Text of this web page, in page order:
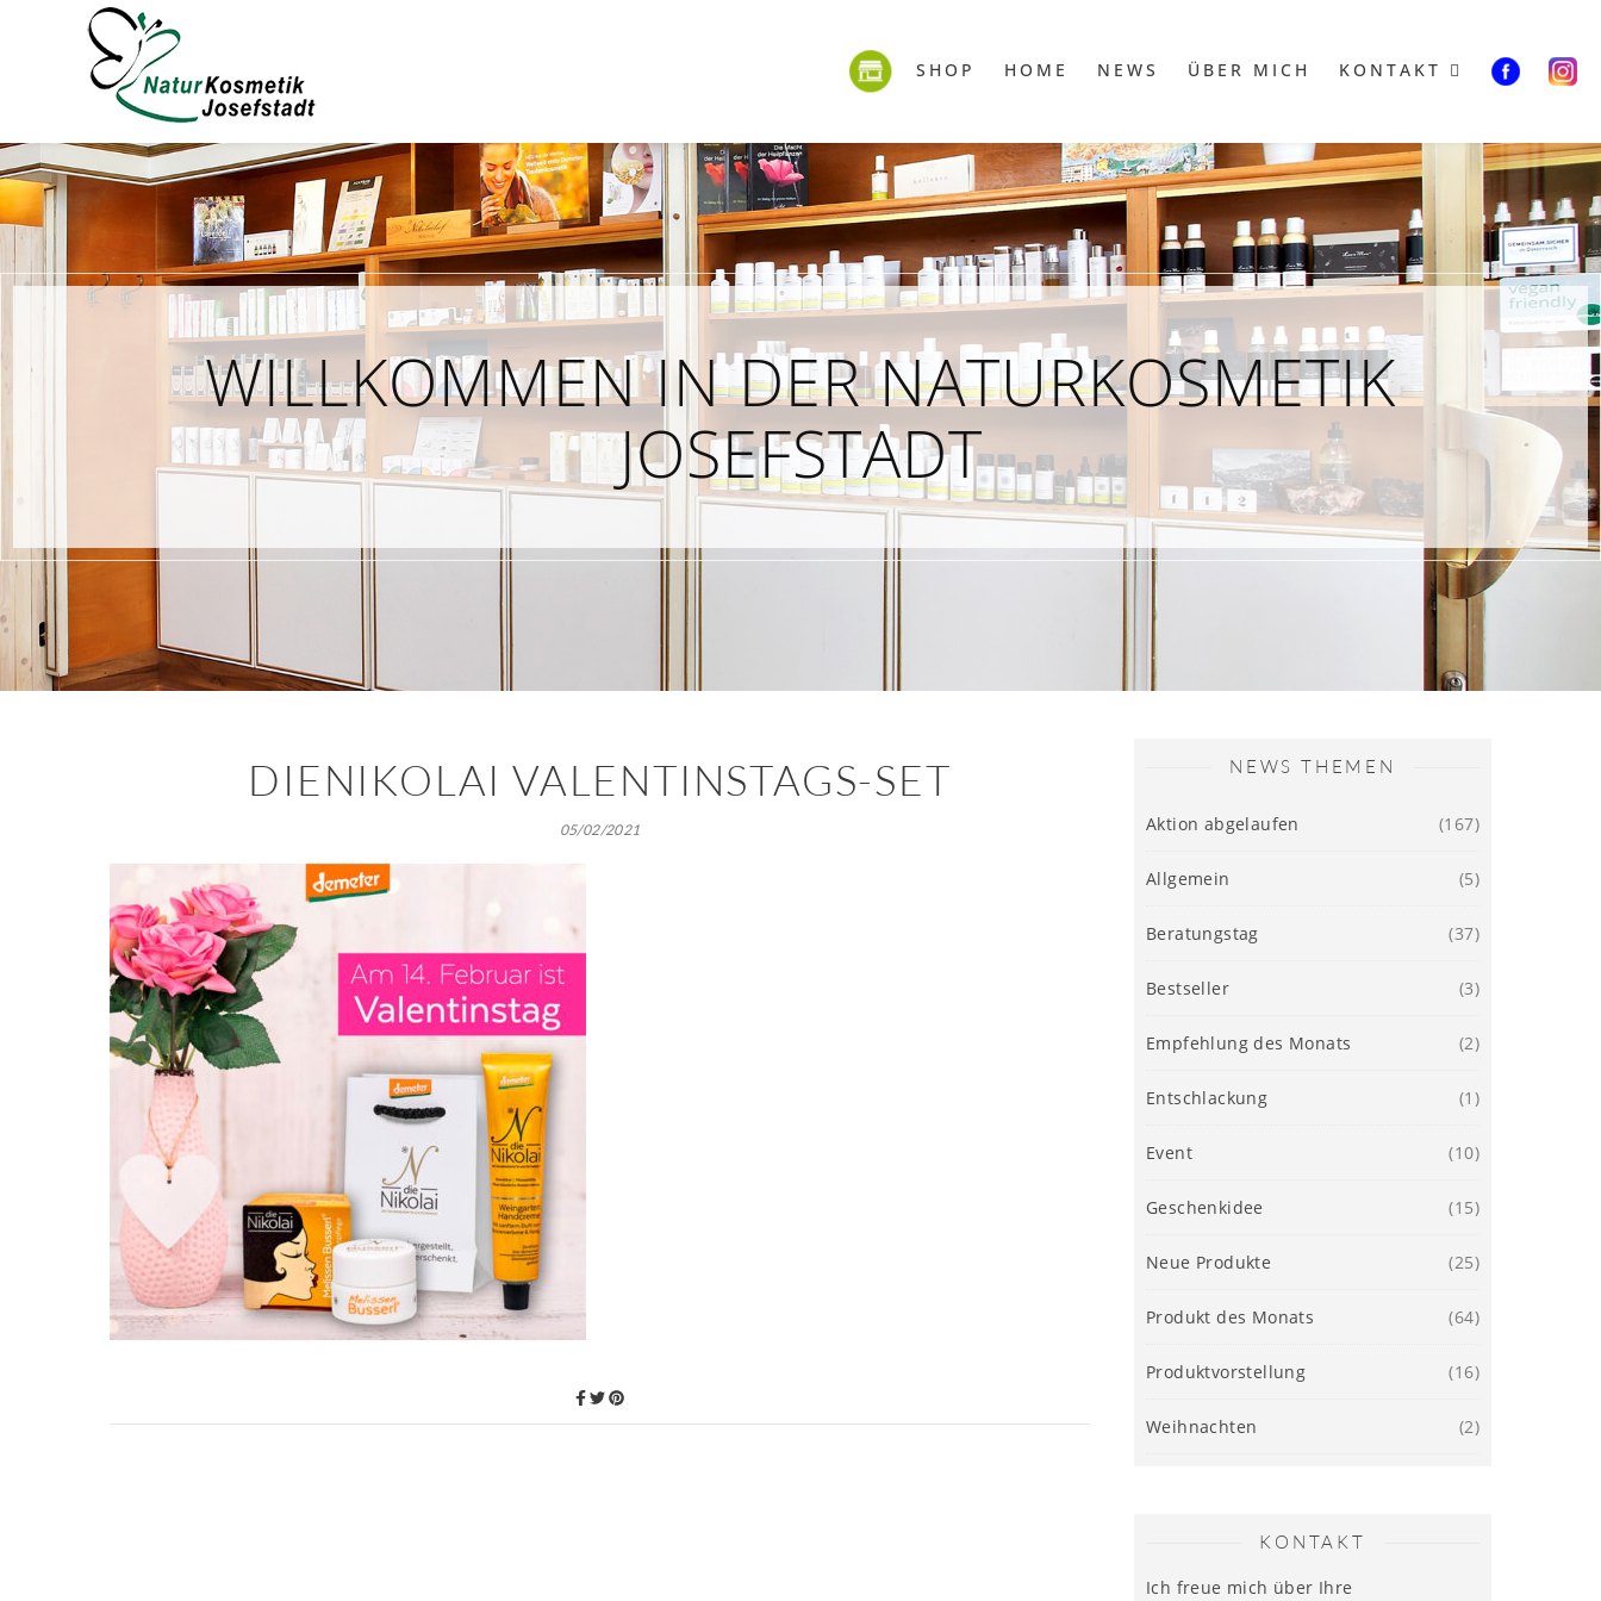
SHOP HOME NEWS ÜBER MICH KONTAKT
WILLKOMMEN IN DER NATURKOSMETIK
JOSEFSTADT
DIENIKOLAI VALENTINSTAGS-SET
05/02/2021
NEWS THEMEN
Aktion abgelaufen (167)
Allgemein (5)
Beratungstag (37)
Bestseller (3)
Empfehlung des Monats (2)
Entschlackung (1)
Event (10)
Geschenkidee (15)
Neue Produkte (25)
Produkt des Monats (64)
Produktvorstellung (16)
Weihnachten (2)
KONTAKT
Ich freue mich über Ihre